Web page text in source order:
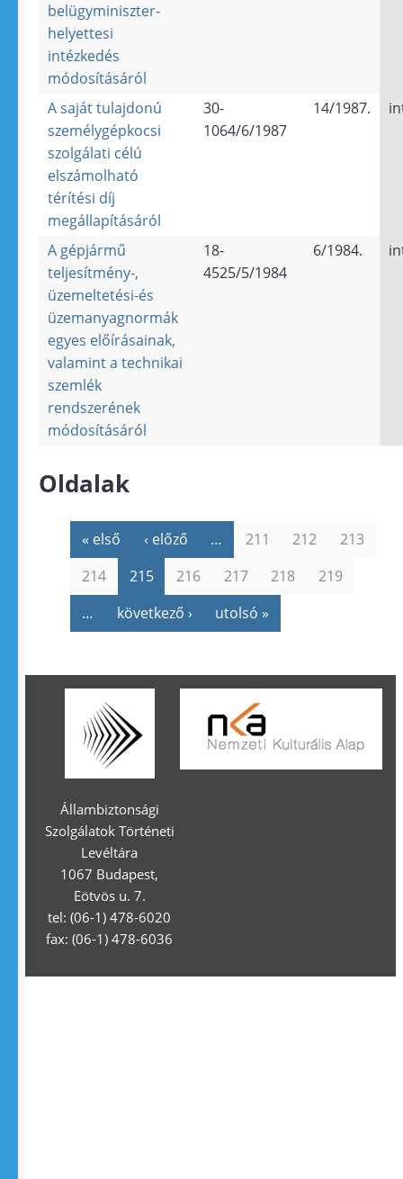
belügyminiszter-
helyettesi
intézkedés
módosításáról
A saját tulajdonú
személygépkocsi
szolgálati célú
elszámolható
térítési díj
megállapításáról
30-
1064/6/1987
14/1987.
A gépjármű
teljesítmény-,
üzemeltetési-és
üzemanyagnormák
egyes előírásainak,
valamint a technikai
szemlék
rendszerének
módosításáról
18-
4525/5/1984
6/1984.
Oldalak
« első ‹ előző … 211 212
213
214
215 216 217 218
219
…
következő › utolsó »
Állambiztonsági
Szolgálatok Történeti
Levéltára
1067 Budapest,
Eötvös u. 7.
tel: (06-1) 478-6020
fax: (06-1) 478-6036